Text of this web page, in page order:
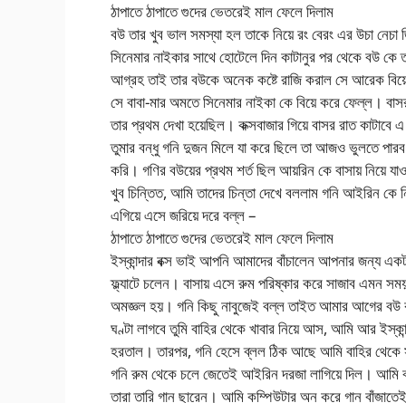
ঠাপাতে ঠাপাতে গুদের ভেতরেই মাল ফেলে দিলাম
বউ তার খুব ভাল সমস্যা হল তাকে নিয়ে রং বেরং এর উচা
সিনেমার নাইকার সাথে হোটেলে দিন কাটানুর পর থেকে বউ
আগ্রহ তাই তার বউকে অনেক কষ্টে রাজি করাল সে আরেক
সে বাবা-মার অমতে সিনেমার নাইকা কে বিয়ে করে ফেল্ল।
তার প্রথম দেখা হয়েছিল। কক্সবাজার গিয়ে বাসর রাত
তুমার বন্ধু গনি দুজন মিলে যা করে ছিলে তা আজও ভুলতে পারব
করি। গণির বউয়ের প্রথম শর্ত ছিল আয়রিন কে বাসায় নিয়ে
খুব চিন্তিত, আমি তাদের চিন্তা দেখে বললাম গনি আইরিন
এগিয়ে এসে জরিয়ে দরে বল্ল –
ঠাপাতে ঠাপাতে গুদের ভেতরেই মাল ফেলে দিলাম
ইস্কান্দার বক্স ভাই আপনি আমাদের বাঁচালেন আপনার জন্য
ফ্ল্যাটে চলেন। বাসায় এসে রুম পরিষ্কার করে সাজাব এমন
অমজ্ঞল হয়। গনি কিছু নাবুজেই বল্ল তাইত আমার আগের বউ
ঘণ্টা লাগবে তুমি বাহির থেকে খাবার নিয়ে আস, আমি আর
হরতাল। তারপর, গনি হেসে ব্লল ঠিক আছে আমি বাহির থেকে
গনি রুম থেকে চলে জেতেই আইরিন দরজা লাগিয়ে দিল। আমি
তারা তারি গান ছারেন। আমি কম্পিউটার অন করে গান